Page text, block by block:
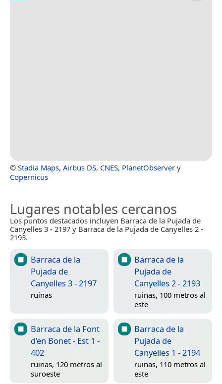
© Stadia Maps, Airbus DS, CNES, PlanetObserver y
Copernicus
Lugares notables cercanos
Los puntos destacados incluyen Barraca de la Pujada de
Canyelles 3 - 2197 y Barraca de la Pujada de Canyelles 2 -
2193.
Barraca de la
Pujada de
Canyelles 3 - 2197
ruinas
Barraca de la
Pujada de
Canyelles 2 - 2193
ruinas, 100 metros al
este
Barraca de la Font
d’en Bonet - Est 1 -
402
ruinas, 120 metros al
suroeste
Barraca de la
Pujada de
Canyelles 1 - 2194
ruinas, 110 metros al
este